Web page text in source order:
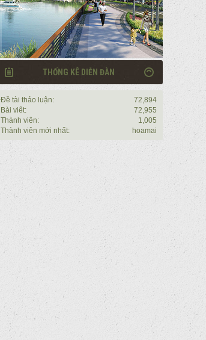
THỐNG KÊ DIỄN ĐÀN
Đề tài thảo luận:
72,894
Bài viết:
72,955
Thành viên:
1,005
Thành viên mới nhất:
hoamai